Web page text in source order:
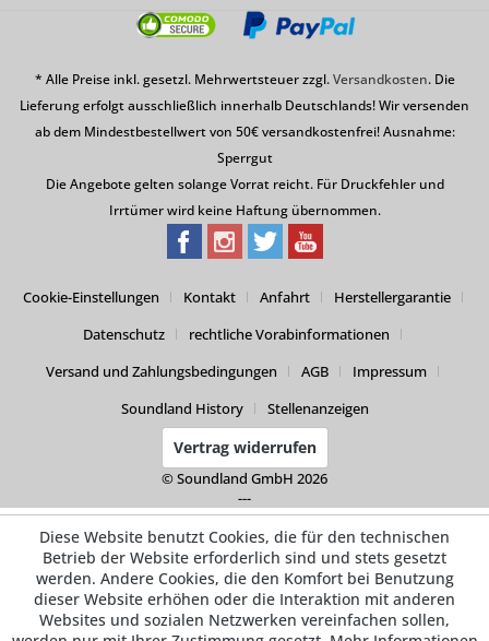
* Alle Preise inkl. gesetzl. Mehrwertsteuer zzgl.Versandkosten. Die
Lieferung erfolgt ausschließlich innerhalb Deutschlands! Wir versenden
ab dem Mindestbestellwert von 50€ versandkostenfrei! Ausnahme:
Sperrgut
Die Angebote gelten solange Vorrat reicht. Für Druckfehler und
Irrtümer wird keine Haftung übernommen.
Cookie-Einstellungen Kontakt Anfahrt
Herstellergarantie
Datenschutz
rechtliche Vorabinformationen
Versand und Zahlungsbedingungen
AGB
Impressum
Soundland History
Stellenanzeigen
Vertrag widerrufen
© Soundland GmbH 2026
---
Diese Website benutzt Cookies, die für den technischen
Betrieb der Website erforderlich sind und stets gesetzt
werden. Andere Cookies, die den Komfort bei Benutzung
dieser Website erhöhen oder die Interaktion mit anderen
Websites und sozialen Netzwerken vereinfachen sollen,